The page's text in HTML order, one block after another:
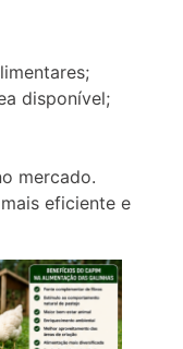
disponível;
mercado.
eficiente e